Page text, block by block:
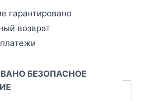
гарантировано
возврат
БЕЗОПАСНОЕ